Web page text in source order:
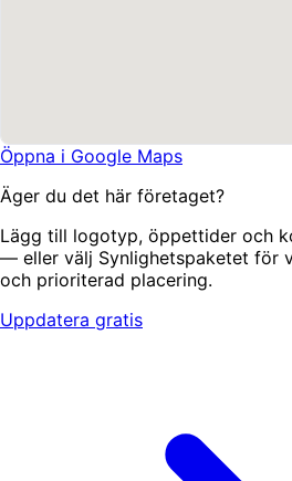
Öppna i Google Maps
Äger du det här företaget?
Lägg till logotyp, öppettider och
— eller välj Synlighetspaketet för
och prioriterad placering.
Uppdatera gratis